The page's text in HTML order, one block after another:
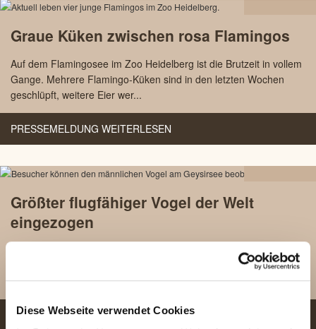
Diese Webseite verwendet Cookies
2026
Graue Küken zwischen rosa Flamingos
Auf dem Flamingosee im Zoo Heidelberg ist die Brutzeit in vollem
Gange. Mehrere Flamingo-Küken sind in den letzten Wochen
geschlüpft, weitere Eier wer...
PRESSEMELDUNG WEITERLESEN
Größter flugfähiger Vogel der Welt
eingezogen
Saruskraniche sind mit einer Körperhöhe von etwa 1,70 m nicht
nur die größten Vertreter aller Kranicharten, sondern auch die
größten flugfähigen ...
PRESSEMELDUNG WEITERLESEN